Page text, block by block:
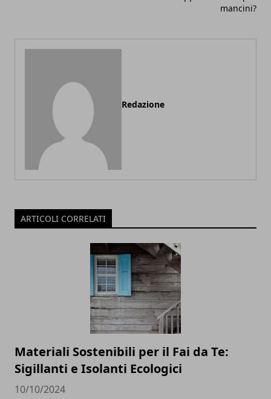
mancini?
Redazione
ARTICOLI CORRELATI
Materiali Sostenibili per il Fai da Te:
Sigillanti e Isolanti Ecologici
10/10/2024